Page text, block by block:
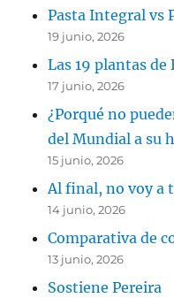
Pasta Integral vs
19 junio, 2026
Las 19 plantas de
17 junio, 2026
¿Porqué no
del Mundial a su
15 junio, 2026
Al final, no voy a
14 junio, 2026
Comparativa de
13 junio, 2026
Sostiene Pereira